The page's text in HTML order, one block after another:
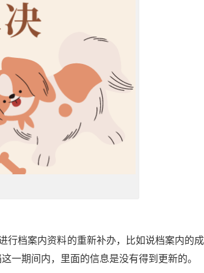
行档案内资料的重新补办，比如说档案内的
一期间内，里面的信息是没有得到更新的。